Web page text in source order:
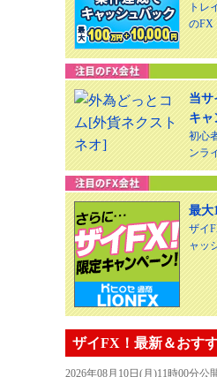
トレ
のFX
当サ
キャ
初心
ンラ
最大
ザイ
ャッ
ザイFX！最新＆おす
2026年08月10日(月)11時00分公